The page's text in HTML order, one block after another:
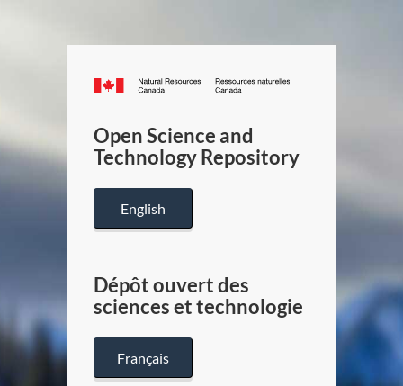
Canada.ca
/
Canada
Open Science and
Technology Repository
English
Dépôt ouvert des
sciences et technologie
Français